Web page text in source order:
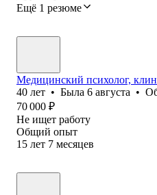
Ещё 1 резюме
Медицинский психолог,
40 лет • Была 6 августа •
70 000 ₽
Не ищет работу
Общий опыт
15 лет 7 месяцев